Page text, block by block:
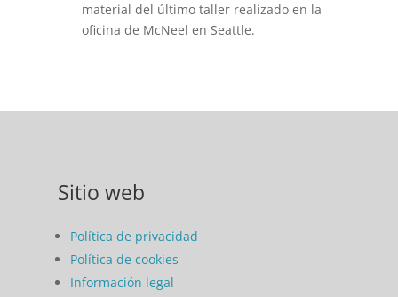
material del último taller realizado en la
oficina de McNeel en Seattle.
Sitio web
Política de privacidad
Política de cookies
Información legal